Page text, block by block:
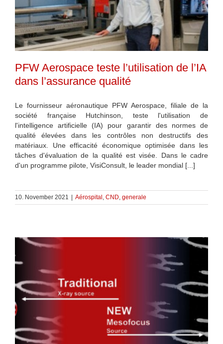
PFW Aerospace teste l’utilisation de l’IA
dans l’assurance qualité
Le fournisseur aéronautique PFW Aerospace, filiale de la
société française Hutchinson, teste l'utilisation de
l'intelligence artificielle (IA) pour garantir des normes de
qualité élevées dans les contrôles non destructifs des
matériaux. Une efficacité économique optimisée dans les
tâches d'évaluation de la qualité est visée. Dans le cadre
d'un programme pilote, VisiConsult, le leader mondial [...]
10. November 2021 | Aérospital, CND, generale